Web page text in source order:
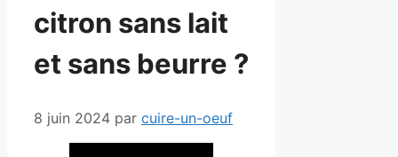
citron sans lait
et sans beurre ?
8 juin 2024 par cuire-un-oeuf